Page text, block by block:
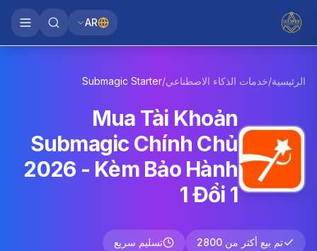
AR
الرئيسية/خدمات الذكاء الاصطناعي/
Submagic Starter
Mua Tài Khoản
Submagic Chính Chủ
2026 - Kèm Bảo Hành
1 Đổi 1
تم بيع أكثر من 2800 تسليم سريع